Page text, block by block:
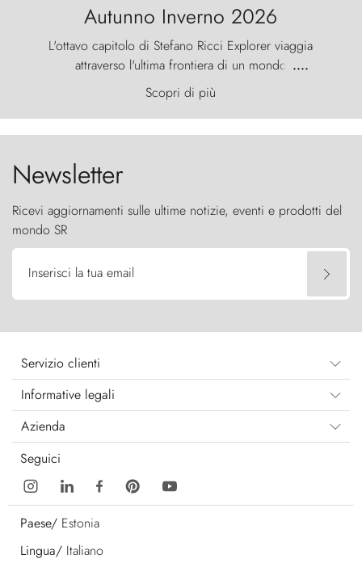
Autunno Inverno 2026
L'ottavo capitolo di Stefano Ricci Explorer viaggia
attraverso l'ultima frontiera di un mondo
primordiale, dove il vento scolpisce la natura con
furia ancestrale e le Torres del Paine sfidano il
cielo come sentinelle di pietra.
....
Scopri di più
Newsletter
Ricevi aggiornamenti sulle ultime notizie, eventi e prodotti del
mondo SR
Inserisci la tua email
Servizio clienti
Informative legali
Azienda
Seguici
Paese/ Estonia
Lingua/ Italiano